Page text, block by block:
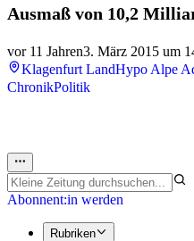
Ausmaß von 10,2
vor 11 Jahren3. März 2015 um
Klagenfurt LandHypo Alpe
ChronikPolitik
Abonnent:in werden
Rubriken